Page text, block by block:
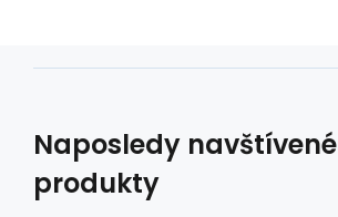
Naposledy navštívené
produkty